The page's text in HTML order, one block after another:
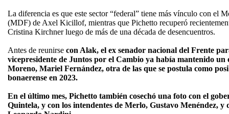
La diferencia es que este sector “federal” tiene más vínculo con el
(MDF) de Axel Kicillof, mientras que Pichetto recuperó
Cristina Kirchner luego de más de una década de desencuentros.
Antes de reunirse con Alak, el ex senador nacional del Frente
vicepresidente de Juntos por el Cambio ya había mantenido un
Moreno, Mariel Fernández, otra de las que se postula como
bonaerense en 2023.
En el último mes, Pichetto también cosechó una foto con el
Quintela, y con los intendentes de Merlo, Gustavo Menéndez, y